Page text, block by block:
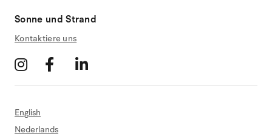
Sonne und Strand
Kontaktiere uns
English
Nederlands